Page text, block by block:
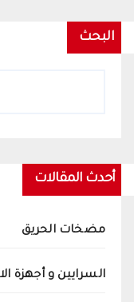
البحث
أحدث المقالات
مضخات الحريق
السرايين و أجهزة